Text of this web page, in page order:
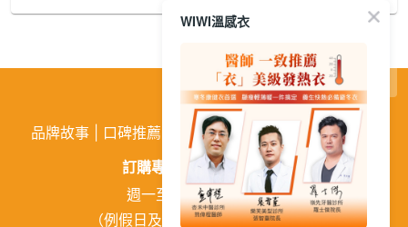
品牌故事 口碑推薦 購物需知 | 活動訊息 |企業徵才
訂購專線:
02-26026810
週一至週五 9:00~18:00
（例假日及中午12:00~13:00休息）
WIWI溫感衣